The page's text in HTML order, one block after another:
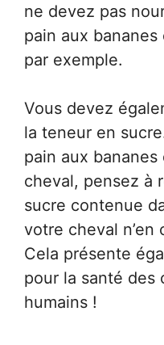
ne devez pas
pain aux
par exemple.
Vous devez
la teneur en
pain aux
cheval, pensez à
sucre contenue
votre cheval n’en
Cela présente
pour la santé des
humains !